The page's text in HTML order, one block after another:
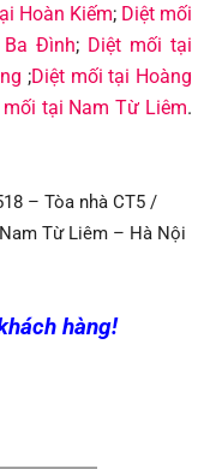
Hoàn Kiếm; Diệt mối
Đình; Diệt mối tại
;Diệt mối tại Hoàng
mối tại Nam Từ Liêm.
– Tòa nhà CT5 /
Từ Liêm – Hà Nội
hàng!